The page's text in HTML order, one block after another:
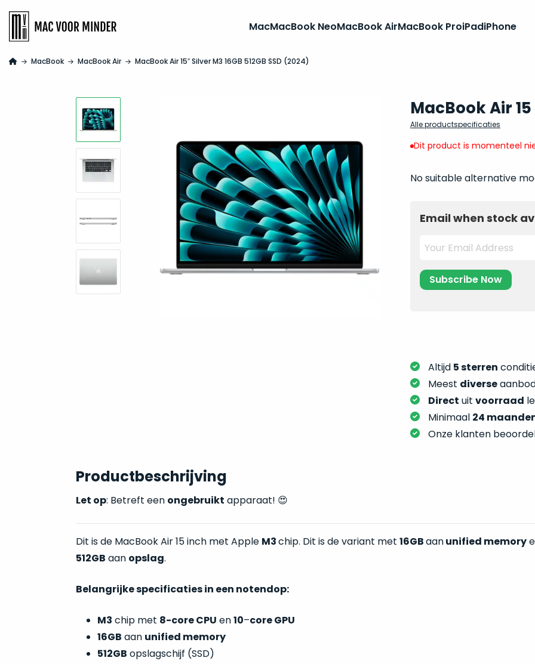
MacMacBook NeoMacBook AirMacBook ProiPadiPhone
MacBook MacBook Air MacBook Air 15″ Silver M3 16GB 512GB SSD (2024)
MacBook Air 15
Alle productspecificaties
Dit product is momenteel
No suitable alternative
Email when stock
Altijd 5 sterren
Meest diverse
Direct uit voorraad
Minimaal 24
Onze klanten
Productbeschrijving
Let op: Betreft een ongebruikt apparaat! 😍
Dit is de MacBook Air 15 inch met Apple M3chip. Dit is de variant met 16GBaanunified memory
512GB aan opslag.
Belangrijke specificaties in een notendop:
M3 chip met 8-core CPU en10–core GPU
16GB aan unified memory
512GB opslagschijf (SSD)